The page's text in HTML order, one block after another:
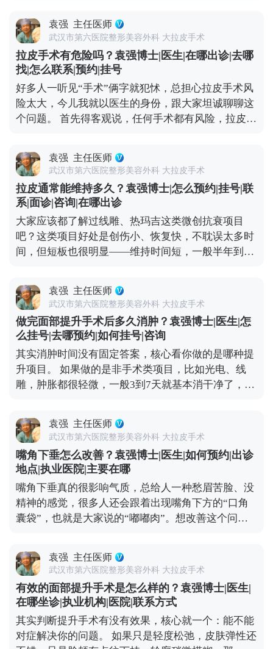
态还能维持得更久。 想知道更多关于MCR复合提升
术的问题，可以去官方媒体平台（公众号、百家号、
小红薯）预约面诊，详细了解。
织会往下拽切口和耳朵，慢慢就会出现疤痕变宽、耳
朵变形的问题。 但正规的拉皮手术完全不是这样，核
心是做深层筋膜提升，再配合减张缝合，让组织在复
位后的位置自然贴合，不会强行拉扯切口和耳朵，这
样就能最大程度避免疤痕和耳朵变形的问题。 至于面
部麻木，大家可以放心，面部神经本来就丰富，手术
中难免会碰到一些细小的神经末梢，术后短期内可能
会有麻木感，但这种感觉一般三个月内就会慢慢恢
的不适完全是可以接受的。 总结下来就是，拉皮的后
遗症大多和手术方式不规范有关，选对医生和手术方
案，就能有效规避。 想知道更多关于MCR复合提升
术的问题，可以去官方媒体平台（公众号、百家号、
小红薯）预约面诊，详细了解。
袁强 主任医师
武汉市第六医院整形美容外科 大拉皮手术
拉皮手术有危险吗？袁强博士|医生|在哪出诊|去哪
找|怎么联系|预约|挂号
好多人一听见“手术”俩字就犯怵，总担心拉皮手术风
险太大，今儿我就以医生的身份，跟大家坦诚聊聊这
个问题。 首先得客观说，任何手术都有风险，拉皮也
皮肤凹凸不平，严重的还可能损伤神经。比如有些朋
友做完后耳朵变形、疤痕特别明显，多半是碰到
了“假拉皮”——只做表面功夫，单纯把皮肤拉紧，没
处理深层组织，强行拉扯皮肤缝合，自然容易出问
题。 但大家也不用过度恐慌，在正规医院找经验丰富
的医生操作，这些风险都是能控制的。比如在做MCR
复合提升术时，就会凭着精准的解剖知识避开重要神
经，做分层减张缝合，尽量减少对组织的创伤。还会
以说，想做拉皮，第一步也是最关键的一步，就是选
对正规医院和靠谱医生，这是降低风险的想知道更多
关于MCR复合提升术的问题，可以去官方媒体平台
（公众号、百家号、小红薯）预约面诊，详细了解。
核心。
袁强 主任医师
武汉市第六医院整形美容外科 大拉皮手术
拉皮通常能维持多久？袁强博士|怎么预约|挂号|联
系|面诊|咨询|在哪出诊
大家应该都了解过线雕、热玛吉这类微创抗衰项目
吧？这类项目好处是创伤小、恢复快，不耽误太多时
间，但短板也很明显——维持时间短，一般半年到一
少。 拉皮手术就不一样了，它不是只把表面皮肤拉紧
那么简单，核心是通过深层筋膜的剥离和提升，从根
儿上解决组织下垂的问题。正因为是深层调整，效果
才扎实，一般能维持8-10年。就像MCR复合提升术，
会在多个层次做复位固定，让下垂的组织在新的位置
上稳稳当当“扎根”，一次手术就能让你摆脱松弛困扰
挺久。这么算下来，从长远来看，性价比其实更高。
当然了，具体能维持多久，和个人体质、术后护理还
的“长效投资”。 想知道更多关于MCR复合提升术的
问题，可以去官方媒体平台（公众号、百家号、小红
薯）预约面诊，详细了解。
袁强 主任医师
武汉市第六医院整形美容外科 大拉皮手术
做完面部提升手术后多久消肿？袁强博士|医生|怎
么挂号|去哪预约|如何挂号|咨询
其实消肿时间没有固定答案，核心看你做的是哪种提
升项目。 如果做的是非手术类项目，比如光电、线
雕，肿胀都很轻微，一般3到7天就基本消干净了，最
皮手术，消肿时间会稍长一点。术后前几天会有点胀
胀的异物感，后期随着恢复，肿胀会慢慢消退，大1-
3个月左右，基本恢复正常，日常社交没问题。 另外
分享几个加速消肿的小技巧：术后按医生要求戴好头
套，前几天做好冰敷，平时避免剧烈运动、少吃辛辣
刺激的食物，这些都能帮身体更快恢复。不过每个人
的体质和恢复节奏都不一样，不用着急，给身体足够
的恢复时间，才能换来更自然的效果。 想知道更多关
众号、百家号、小红薯）预约面诊，详细了解。
袁强 主任医师
武汉市第六医院整形美容外科 大拉皮手术
嘴角下垂怎么改善？袁强博士|医生|如何预约|出诊
地点|执业医院|主要在哪
嘴角下垂真的很影响气质，总给人一种愁眉苦脸、没
精神的感觉，很多人还会跟着出现嘴角下方的“口角
囊袋”，也就是大家说的“嘟嘟肉”。想改善这个问
要通过中下面部拉皮手术来解决。比如MCR复合提升
术，针对嘴角和口角囊袋区域会做精细处理，能让嘴
角恢复微微上扬的状态，还不会影响表情自然度。 这
里要重点说下，嘴角周围的神经和肌肉特别丰富，稍
微处理不当就可能影响表情自然度，所以找对医生很
关键——一定要选对脸部解剖结构熟悉的医生，面诊
袁强 主任医师
武汉市第六医院整形美容外科 大拉皮手术
有效的面部提升手术是怎么样的？袁强博士|医生|
在哪坐诊|执业机构|医院|联系方式
其实判断提升手术有没有效果，核心就一个：能不能
对症解决你的问题。 如果只是轻度松弛，皮肤弹性还